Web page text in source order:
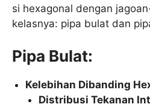
si hexagonal dengan
kelasnya: pipa bulat dan
Pipa Bulat:
Kelebihan Dibanding
Distribusi Tekanan